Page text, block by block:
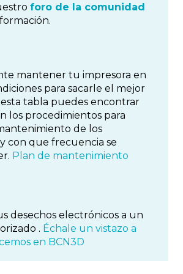
foro de la comunidad
mantener tu impresora en
para sacarle el mejor
tabla puedes encontrar
los procedimientos para
de los
con que frecuencia se
Plan de mantenimiento
desechos electrónicos a un
. Échale un vistazo a
en BCN3D